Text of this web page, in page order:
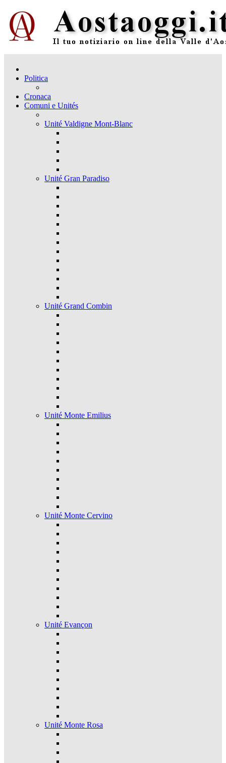
Politica
Cronaca
Comuni e Unités
Unité Valdigne Mont-Blanc
Unité Gran Paradiso
Unité Grand Combin
Unité Monte Emilius
Unité Monte Cervino
Unité Evançon
Unité Monte Rosa